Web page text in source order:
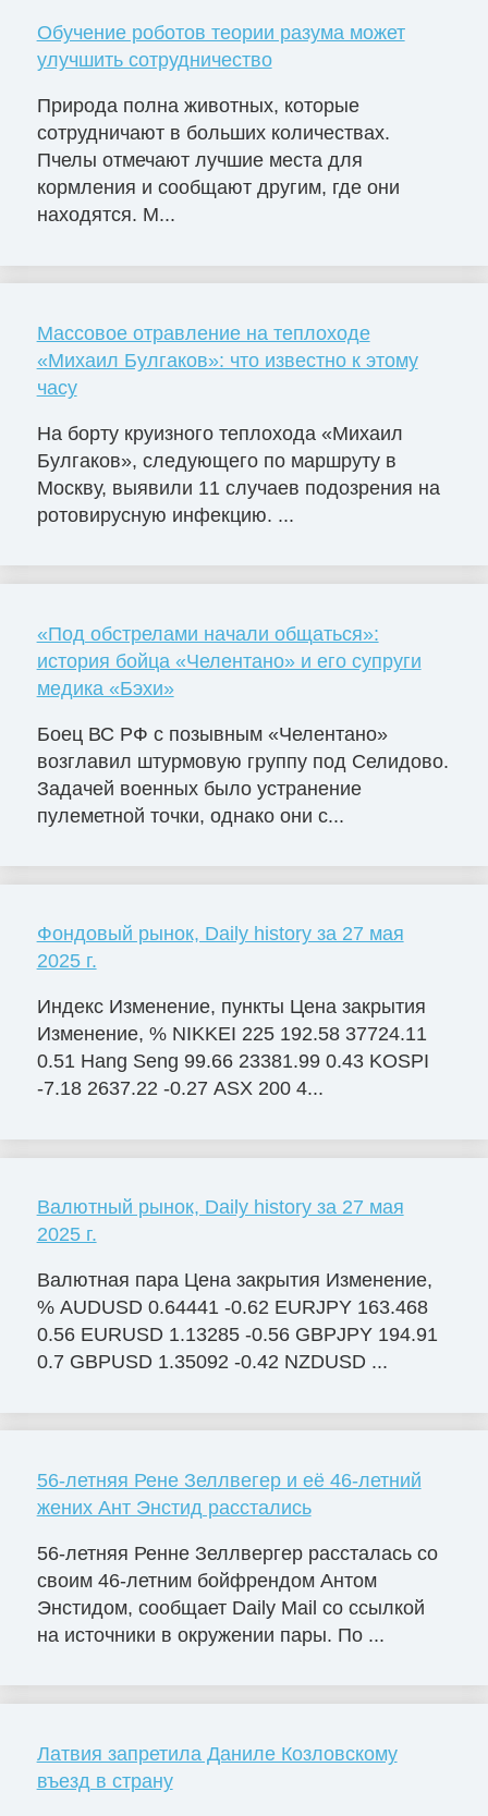
Обучение роботов теории разума может
улучшить сотрудничество
Природа полна животных, которые
сотрудничают в больших количествах.
Пчелы отмечают лучшие места для
кормления и сообщают другим, где они
находятся. М...
Массовое отравление на теплоходе
«Михаил Булгаков»: что известно к этому
часу
На борту круизного теплохода «Михаил
Булгаков», следующего по маршруту в
Москву, выявили 11 случаев подозрения на
ротовирусную инфекцию. ...
«Под обстрелами начали общаться»:
история бойца «Челентано» и его супруги
медика «Бэхи»
Боец ВС РФ с позывным «Челентано»
возглавил штурмовую группу под Селидово.
Задачей военных было устранение
пулеметной точки, однако они с...
Фондовый рынок, Daily history за 27 мая
2025 г.
Индекс Изменение, пункты Цена закрытия
Изменение, % NIKKEI 225 192.58 37724.11
0.51 Hang Seng 99.66 23381.99 0.43 KOSPI
-7.18 2637.22 -0.27 ASX 200 4...
Валютный рынок, Daily history за 27 мая
2025 г.
Валютная пара Цена закрытия Изменение,
% AUDUSD 0.64441 -0.62 EURJPY 163.468
0.56 EURUSD 1.13285 -0.56 GBPJPY 194.91
0.7 GBPUSD 1.35092 -0.42 NZDUSD ...
56-летняя Рене Зеллвегер и её 46-летний
жених Ант Энстид расстались
56-летняя Ренне Зеллвергер рассталась со
своим 46-летним бойфрендом Антом
Энстидом, сообщает Daily Mail со ссылкой
на источники в окружении пары. По ...
Латвия запретила Даниле Козловскому
въезд в страну